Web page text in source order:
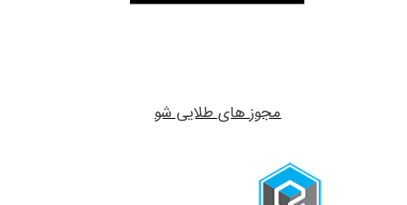
مجوز های طلایی شو